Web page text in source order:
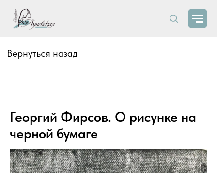
Георгий Фирсов. О рисунке на
черной бумаге